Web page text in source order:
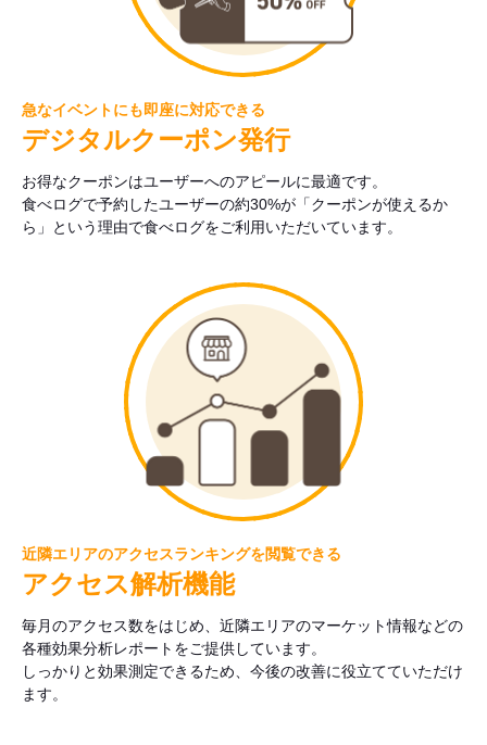
急なイベントにも即座に対応できる
デジタルクーポン発行
お得なクーポンはユーザーへのアピールに最適です。
食べログで予約したユーザーの約30%が「クーポンが使えるか
ら」という理由で食べログをご利用いただいています。
近隣エリアのアクセスランキングを閲覧できる
アクセス解析機能
毎月のアクセス数をはじめ、近隣エリアのマーケット情報などの
各種効果分析レポートをご提供しています。
しっかりと効果測定できるため、今後の改善に役立てていただけ
ます。